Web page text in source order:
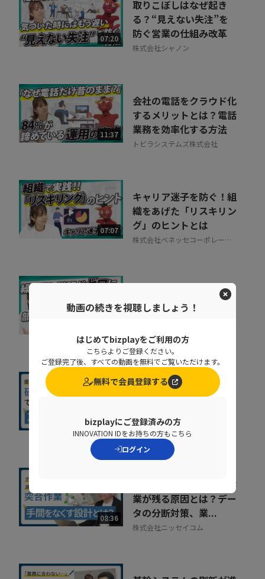
07:20
取りこぼしはなぜ起き
る？“見えない失注”を
防ぐ営業の仕組み改革
株式会社シャノン
11:37
会社の電話をクラウド化
するメリットとは？電話
業務を効率化する方法
トビラシステムズ株式会社
07:07
キャリア迷子を防ぐ！組
織をあげた「リスキリン
グ」のヒントとは
株式会社ベネッセコーポレーシ
なぜ部下は同じことを聞
くのか？質問対応の時間
NDIソリューションズ株式会社
09:34
社内に蔓延していた「便
正しい活用術とは
NDIソリューションズ株式会社
08:36
人事給与システムで手作
業が残る原因とは？デー
タの分断対策、業...
株式会社ニッセイコム
動画の続きを視聴しましょう！
はじめてbizplayをご利用の方
こちらよりご登録ください。
ご登録完了後、すべての動画を無料でご覧いただけます。
無料で会員登録する
bizplayにご登録済みの方
INNOVATION IDをお持ちの方もこちら
ログイン